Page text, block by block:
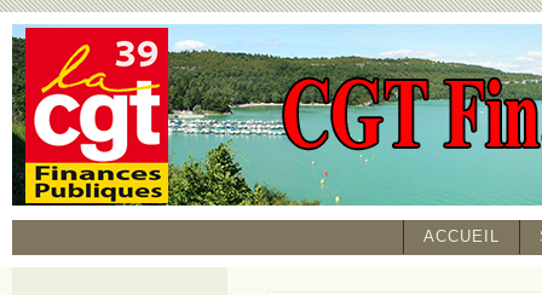
ACCUEIL